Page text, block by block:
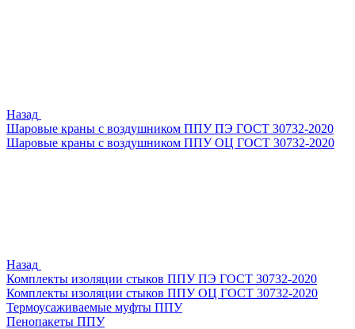
Назад
Шаровые краны с воздушником ППУ ПЭ ГОСТ 30732-2020
Шаровые краны с воздушником ППУ ОЦ ГОСТ 30732-2020
Назад
Комплекты изоляции стыков ППУ ПЭ ГОСТ 30732-2020
Комплекты изоляции стыков ППУ ОЦ ГОСТ 30732-2020
Термоусаживаемые муфты ППУ
Пенопакеты ППУ